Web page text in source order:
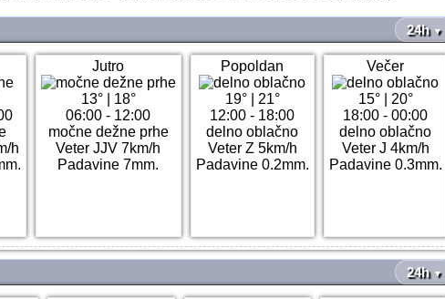
24h ▼
h
Jutro
13°| 18°
06:00 - 12:00
močne dežne prhe
Veter JJV 7km/h
Padavine 7mm.
Popoldan
19°| 21°
12:00 - 18:00
delno oblačno
Veter Z 5km/h
Padavine 0.2mm.
Večer
15°| 20°
18:00 - 00:00
delno oblačno
Veter J 4km/h
Padavine 0.3mm.
24h ▼